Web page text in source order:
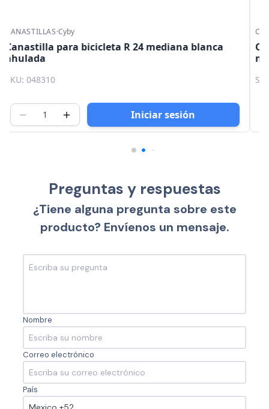
CANASTILLAS·Mariluz
Canastilla para bicicleta R 24 con soporte negro
mediana 31 x 23 x 21 cm Mariluz
SKU: 048332
Iniciar sesión
Preguntas y respuestas
¿Tiene alguna pregunta sobre este
producto? Envíenos un mensaje.
Nombre
Correo electrónico
País